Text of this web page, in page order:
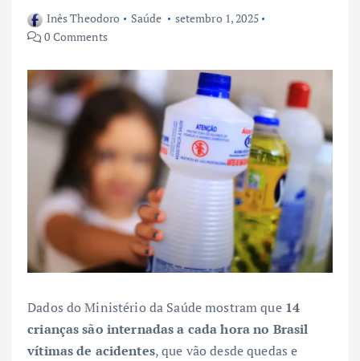
Inês Theodoro Saúde
setembro 1, 2025
0 Comments
Dados do Ministério da Saúde mostram que 14
crianças são internadas a cada hora no Brasil
vítimas de acidentes, que vão desde quedas e